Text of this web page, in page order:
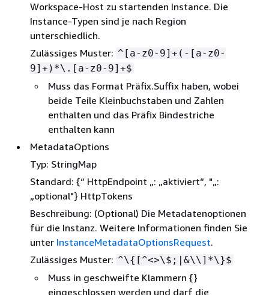
Workspace-Host zu startenden Instance. Die
Instance-Typen sind je nach Region
unterschiedlich.
Zulässiges Muster: ^[a-z0-9]+(-[a-z0-
9]+)*\.[a-z0-9]+$
Muss das Format Präfix.Suffix haben, wobei
beide Teile Kleinbuchstaben und Zahlen
enthalten und das Präfix Bindestriche
enthalten kann
MetadataOptions
Typ: StringMap
Standard: {“ HttpEndpoint „: „aktiviert“, "„:
„optional"} HttpTokens
Beschreibung: (Optional) Die Metadatenoptionen
für die Instanz. Weitere Informationen finden Sie
unter InstanceMetadataOptionsRequest.
Zulässiges Muster: ^\{ [^<>\$;|&\\]*\}$
Muss in geschweifte Klammern {}
eingeschlossen werden und darf die